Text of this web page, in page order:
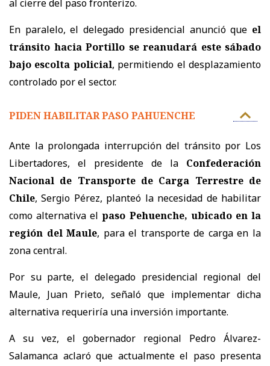
al cierre del paso fronterizo.
En paralelo, el delegado presidencial anunció que el
tránsito hacia Portillo se reanudará este sábado
bajo escolta policial, permitiendo el desplazamiento
controlado por el sector.
PIDEN HABILITAR PASO PAHUENCHE
Ante la prolongada interrupción del tránsito por Los
Libertadores, el presidente de la Confederación
Nacional de Transporte de Carga Terrestre de
Chile, Sergio Pérez, planteó la necesidad de habilitar
como alternativa elpaso Pehuenche, ubicado en la
región del Maule, para el transporte de carga en la
zona central.
Por su parte, el delegado presidencial regional del
Maule, Juan Prieto, señaló que implementar dicha
alternativa requeriría una inversión importante.
A su vez, el gobernador regional Pedro Álvarez-
Salamanca aclaró que actualmente el paso presenta